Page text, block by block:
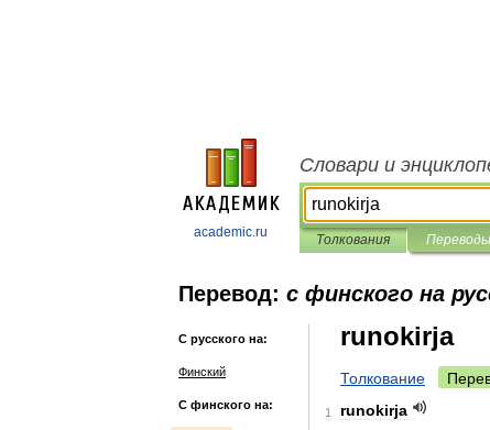
academic.ru
Словари и
Толкования Переводы
Перевод: с финского на
С русского на:
Финский
С финского на:
runokirja
Толкование
1
runokirja